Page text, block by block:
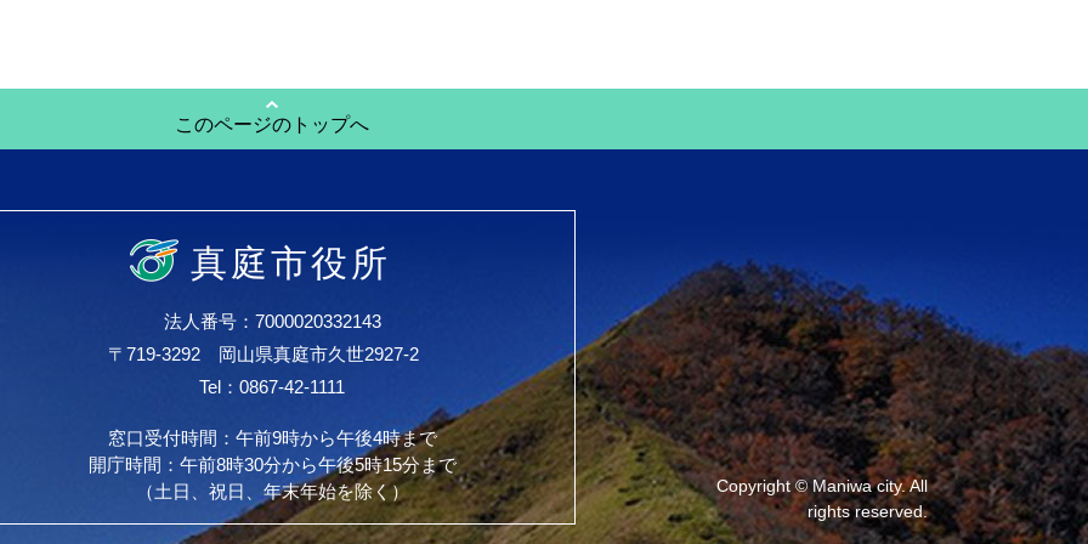
このページのトップへ
真庭市役所
法人番号：7000020332143
〒719-3292 岡山県真庭市久世2927-2
Tel：0867-42-1111
窓口受付時間：午前9時から午後4時まで
開庁時間：午前8時30分から午後5時15分まで
（土日、祝日、年末年始を除く）
Copyright © Maniwa city. All
rights reserved.